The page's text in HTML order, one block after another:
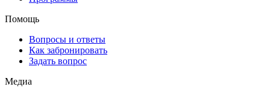
Помощь
Вопросы и ответы
Как забронировать
Задать вопрос
Медиа